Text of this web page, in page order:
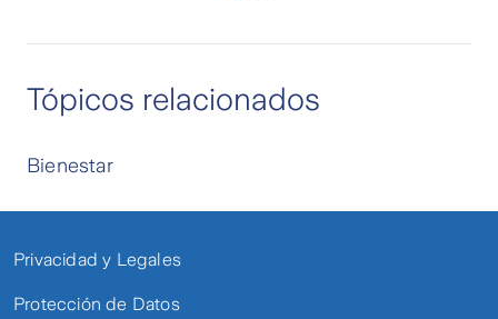
Tópicos relacionados
Bienestar
Privacidad y Legales
Protección de Datos